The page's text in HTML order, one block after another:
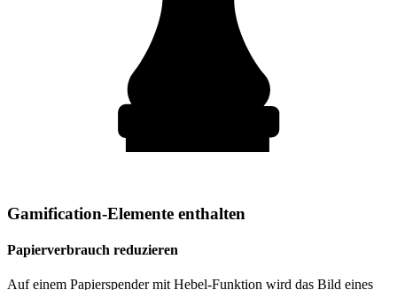
Gamification-Elemente enthalten
Papierverbrauch reduzieren
Auf einem Papierspender mit Hebel-Funktion wird das Bild eines